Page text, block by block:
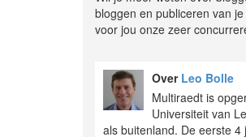
bloggen en publiceren van
voor jou onze zeer
Over Leo Bolle
Multiraedt is
Universiteit van
als buitenland. De eerste